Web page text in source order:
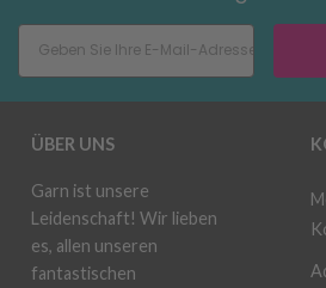
ÜBER UNS
Garn ist unsere
Leidenschaft! Wir lieben
es, allen unseren
fantastischen